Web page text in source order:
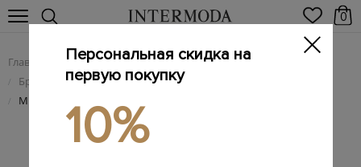
0
Главная Женщинам / Брендовые женские аксессуары
/ Брендовая женская бижутерия
/ Минималистичный браслет-манжета с матовым покрытием
Персональная скидка на
первую покупку
10%